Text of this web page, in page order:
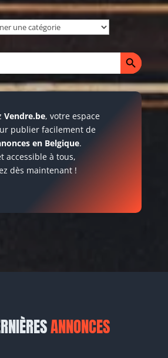
Search Button
Vendre.be, votre espace
publier facilement de
en Belgique.
accessible à tous,
dès maintenant !
ANNONCES